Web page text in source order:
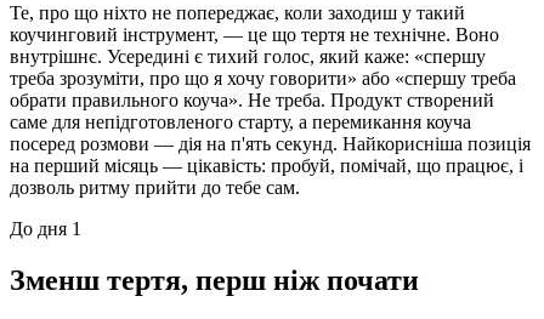
Те, про що ніхто не попереджає, коли заходиш у такий
коучинговий інструмент, — це що тертя не технічне. Воно
внутрішнє. Усередині є тихий голос, який каже: «спершу
треба зрозуміти, про що я хочу говорити» або «спершу треба
обрати правильного коуча». Не треба. Продукт створений
саме для непідготовленого старту, а перемикання коуча
посеред розмови — дія на п'ять секунд. Найкорисніша позиція
на перший місяць — цікавість: пробуй, помічай, що працює, і
дозволь ритму прийти до тебе сам.
До дня 1
Зменш тертя, перш ніж почати